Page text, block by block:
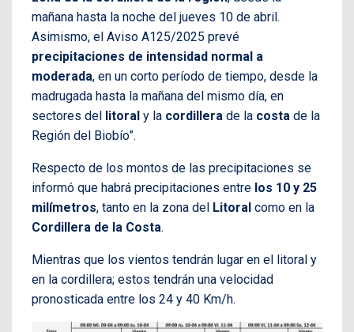
mañana hasta la noche del jueves 10 de abril.
Asimismo, el Aviso A125/2025 prevé
precipitaciones de intensidad normal a
moderada, en un corto período de tiempo, desde la
madrugada hasta la mañana del mismo día, en
sectores del litoral y la cordillera de la costa de la
Región del Biobío”.
Respecto de los montos de las precipitaciones se
informó que habrá precipitaciones entre los 10 y 25
milímetros, tanto en la zona del Litoral como en la
Cordillera de la Costa.
Mientras que los vientos tendrán lugar en el litoral y
en la cordillera; estos tendrán una velocidad
pronosticada entre los 24 y 40 Km/h.